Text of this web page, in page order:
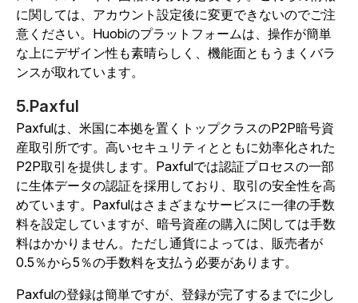
に関しては、アカウント設定後に変更できないのでご注
意ください。Huobiのプラットフォームは、操作が簡単
な上にデザイン性も素晴らしく、機能面ともうまくバラ
ンスが取れています。
5.Paxful
Paxfulは、米国に本拠を置くトップクラスのP2P暗号資
産取引所です。高いセキュリティとともに効率化された
P2P取引を提供します。Paxfulでは認証プロセスの一部
に生体データの認証を採用しており、取引の安全性を高
めています。Paxfulはさまざまなサービスに一律の手数
料を設定していますが、暗号資産の購入に関しては手数
料はかかりません。ただし通貨によっては、販売者が
0.5％から5％の手数料を支払う必要があります。
Paxfulの登録は簡単ですが、登録が完了するまでに少し